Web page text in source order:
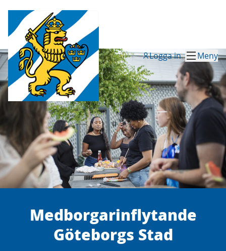
Meny
Logga in
Medborgar­inflytande
Göteborgs Stad